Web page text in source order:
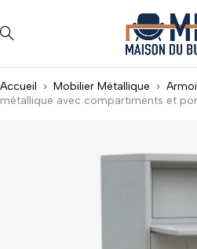
Accueil Mobilier Métallique
métallique avec compartiments et